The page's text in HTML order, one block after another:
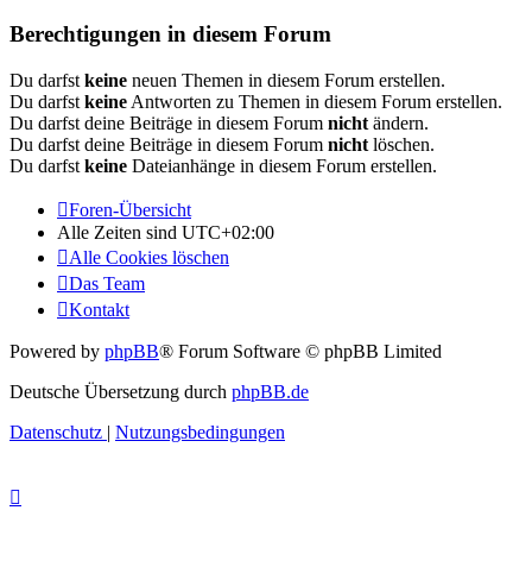
Berechtigungen in diesem Forum
Du darfst keine neuen Themen in diesem Forum erstellen.
Du darfst keine Antworten zu Themen in diesem Forum erstellen.
Du darfst deine Beiträge in diesem Forum nicht ändern.
Du darfst deine Beiträge in diesem Forum nicht löschen.
Du darfst keine Dateianhänge in diesem Forum erstellen.
Foren-Übersicht
Alle Zeiten sind UTC+02:00
Alle Cookies löschen
Das Team
Kontakt
Powered by phpBB® Forum Software © phpBB Limited
Deutsche Übersetzung durch phpBB.de
Datenschutz | Nutzungsbedingungen